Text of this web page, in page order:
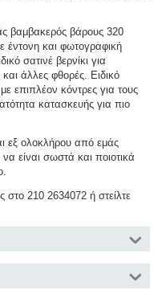
βαμβακερός βάρους 320
έντονη και φωτογραφική
σατινέ βερνίκι για
άλλες φθορές. Ειδικό
επιπλέον κόντρες για τους
κατασκευής για πιο
εξ ολοκλήρου από εμάς
είναι σωστά και ποιοτικά
στο 210 2634072 ή στείλτε